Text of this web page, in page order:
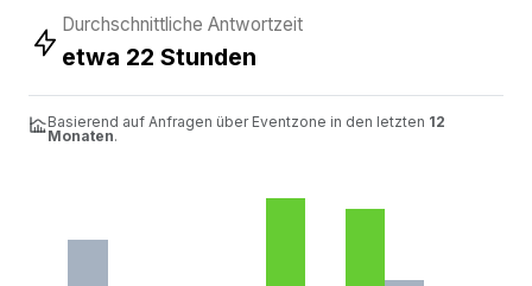
Durchschnittliche Antwortzeit
etwa 22 Stunden
Basierend auf Anfragen über Eventzone in den letzten 12
Monaten.